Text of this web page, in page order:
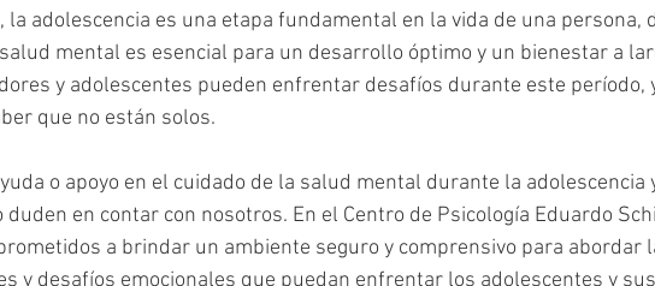
la adolescencia es una etapa fundamental en la vida de una persona,
mental es esencial para un desarrollo óptimo y un bienestar a
y adolescentes pueden enfrentar desafíos durante este período,
que no están solos.
o apoyo en el cuidado de la salud mental durante la adolescencia
duden en contar con nosotros. En el Centro de Psicología Eduardo
a brindar un ambiente seguro y comprensivo para abordar